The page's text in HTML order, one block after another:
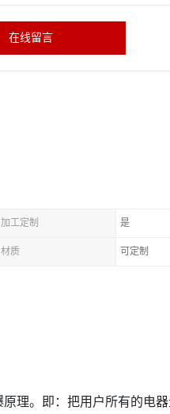
在线留言
加工定制 是
材质 可定制
理。即：把用户所有的电